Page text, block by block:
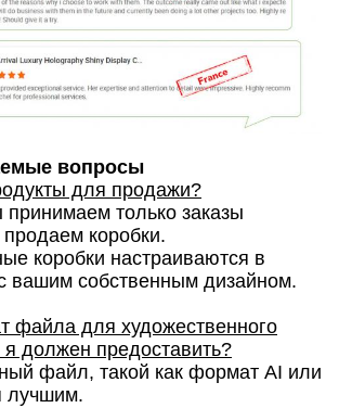
вопросы
для продажи?
только заказы
коробки.
коробки настраиваются в
вашим собственным дизайном.
файла для художественного
должен предоставить?
файл, такой как формат AI или
лучшим.